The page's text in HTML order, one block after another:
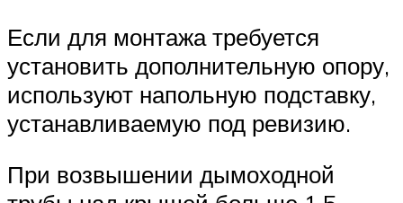
Если для монтажа требуется
установить дополнительную опору,
используют напольную подставку,
устанавливаемую под ревизию.
При возвышении дымоходной